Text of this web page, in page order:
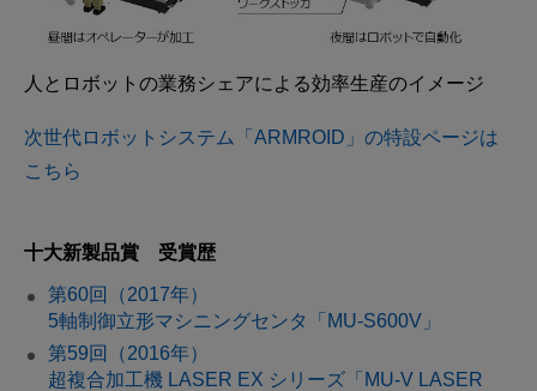
人とロボットの業務シェアによる効率生産のイメージ
次世代ロボットシステム「ARMROID」の特設ページは
こちら
十大新製品賞 受賞歴
第60回（2017年）
5軸制御立形マシニングセンタ「MU-S600V」
第59回（2016年）
超複合加工機 LASER EX シリーズ「MU-V LASER